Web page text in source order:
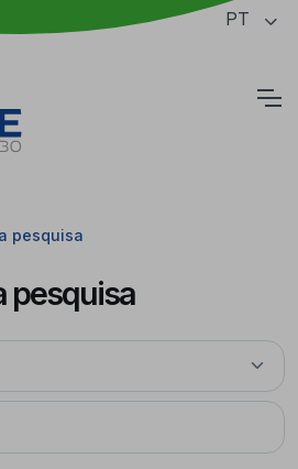
da página PT
pesquisa
pesquisa